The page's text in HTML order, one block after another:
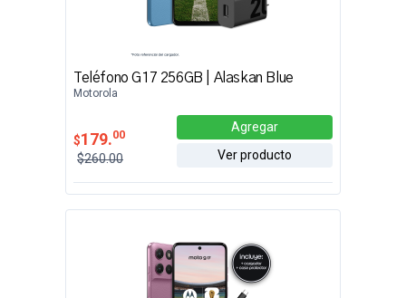
Teléfono G17 256GB | Alaskan Blue
Motorola
$179.00
$260.00
Agregar
Ver producto